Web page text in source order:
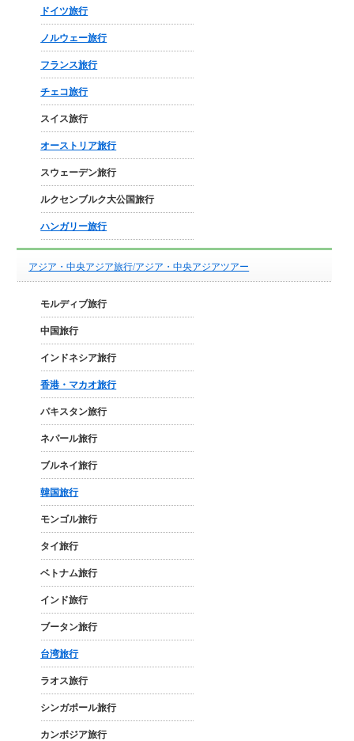
ドイツ旅行
ノルウェー旅行
フランス旅行
チェコ旅行
スイス旅行
オーストリア旅行
スウェーデン旅行
ルクセンブルク大公国旅行
ハンガリー旅行
アジア・中央アジア旅行/アジア・中央アジアツアー
モルディブ旅行
中国旅行
インドネシア旅行
香港・マカオ旅行
パキスタン旅行
ネパール旅行
ブルネイ旅行
韓国旅行
モンゴル旅行
タイ旅行
ベトナム旅行
インド旅行
ブータン旅行
台湾旅行
ラオス旅行
シンガポール旅行
カンボジア旅行